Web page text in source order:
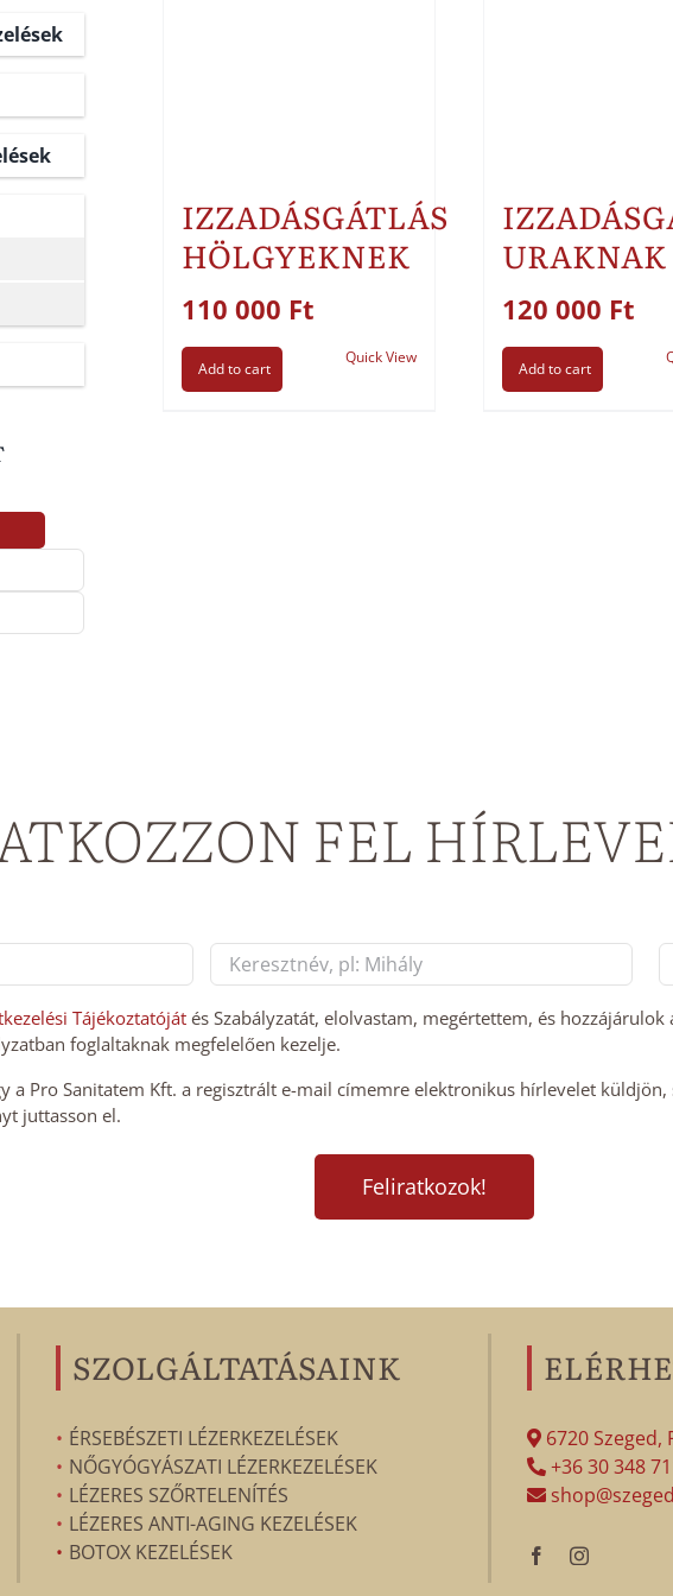
IZZADÁSGÁTLÁS
HÖLGYEKNEK
110 000 Ft
Add to cart
Quick View
URAKNAK
120 000 Ft
Add to cart
FEL
Tájékoztatójátés Szabályzatát, elolvastam, megértettem, és
foglaltaknak megfelelően kezelje.
a Pro Sanitatem Kft. a regisztrált e-mail címemre elektronikus hírlevelet küldjön,
juttasson el.
SZOLGÁLTATÁSAINK
ÉRSEBÉSZETI LÉZERKEZELÉSEK
NŐGYÓGYÁSZATI LÉZERKEZELÉSEK
LÉZERES SZŐRTELENÍTÉS
LÉZERES ANTI-AGING KEZELÉSEK
BOTOX KEZELÉSEK
6720 Szeged,
+36 30 348